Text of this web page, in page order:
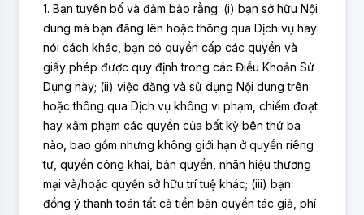
1. Bạn tuyên bố và đảm bảo rằng: (i) bạn sở hữu Nội
dung mà bạn đăng lên hoặc thông qua Dịch vụ hay
nói cách khác, bạn có quyền cấp các quyền và
giấy phép được quy định trong các Điều Khoản Sử
Dụng này; (ii) việc đăng và sử dụng Nội dung trên
hoặc thông qua Dịch vụ không vi phạm, chiếm đoạt
hay xâm phạm các quyền của bất kỳ bên thứ ba
nào, bao gồm nhưng không giới hạn ở quyền riêng
tư, quyền công khai, bản quyền, nhãn hiệu thương
mại và/hoặc quyền sở hữu trí tuệ khác; (iii) bạn
đồng ý thanh toán tất cả tiền bản quyền tác giả, phí